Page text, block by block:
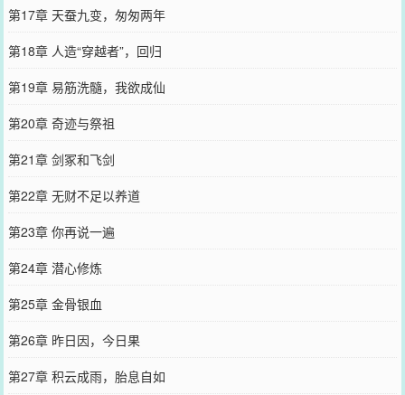
第17章 天蚕九变，匆匆两年
第18章 人造“穿越者”，回归
第19章 易筋洗髓，我欲成仙
第20章 奇迹与祭祖
第21章 剑冢和飞剑
第22章 无财不足以养道
第23章 你再说一遍
第24章 潜心修炼
第25章 金骨银血
第26章 昨日因，今日果
第27章 积云成雨，胎息自如